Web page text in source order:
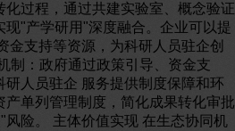
过程，通过共建实验室、概念验证
"产学研用"深度融合。企业可以提
金支持等资源，为科研人员驻企创
制：政府通过政策引导、资金支
人员驻企 服务提供制度保障和环
单列管理制度，简化成果转化审批
险。 主体价值实现 在生态协同机